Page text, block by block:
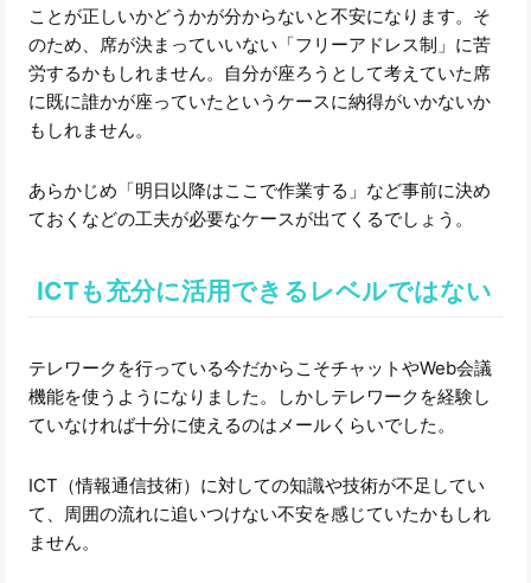
ことが正しいかどうかが分からないと不安になります。そ
のため、席が決まっていいない「フリーアドレス制」に苦
労するかもしれません。自分が座ろうとして考えていた席
に既に誰かが座っていたというケースに納得がいかないか
もしれません。
あらかじめ「明日以降はここで作業する」など事前に決め
ておくなどの工夫が必要なケースが出てくるでしょう。
ICTも充分に活用できるレベルではない
テレワークを行っている今だからこそチャットやWeb会議
機能を使うようになりました。しかしテレワークを経験し
ていなければ十分に使えるのはメールくらいでした。
ICT（情報通信技術）に対しての知識や技術が不足してい
て、周囲の流れに追いつけない不安を感じていたかもしれ
ません。